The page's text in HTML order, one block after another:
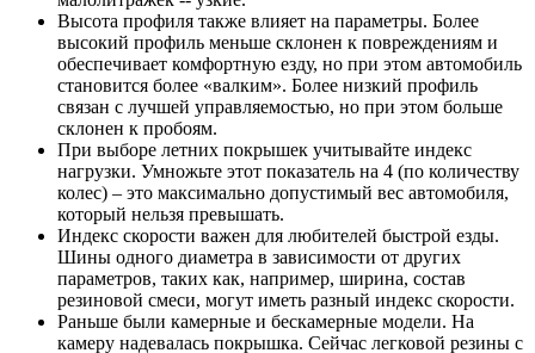
Высота профиля также влияет на параметры. Более
высокий профиль меньше склонен к повреждениям и
обеспечивает комфортную езду, но при этом автомобиль
становится более «валким». Более низкий профиль
связан с лучшей управляемостью, но при этом больше
склонен к пробоям.
При выборе летних покрышек учитывайте индекс
нагрузки. Умножьте этот показатель на 4 (по количеству
колес) – это максимально допустимый вес автомобиля,
который нельзя превышать.
Индекс скорости важен для любителей быстрой езды.
Шины одного диаметра в зависимости от других
параметров, таких как, например, ширина, состав
резиновой смеси, могут иметь разный индекс скорости.
Раньше были камерные и бескамерные модели. На
камеру надевалась покрышка. Сейчас легковой резины с